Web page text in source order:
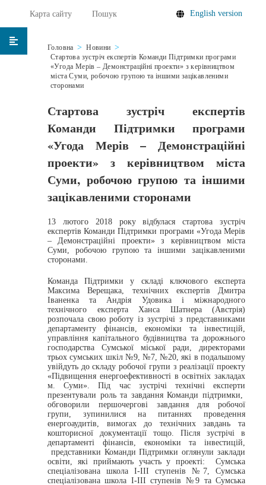
Карта сайту Пошук English version
Головна
Новини
Стартова зустріч експертів Команди Підтримки програми
«Угода Мерів – Демонстраційні проекти» з керівництвом
міста Суми, робочою групою та іншими зацікавленими
сторонами
Стартова зустріч експертів
Команди Підтримки програми
«Угода Мерів – Демонстраційні
проекти» з керівництвом міста
Суми, робочою групою та іншими
зацікавленими сторонами
13 лютого 2018 року відбулася стартова зустріч
експертів Команди Підтримки програми «Угода Мерів
– Демонстраційні проекти» з керівництвом міста
Суми, робочою групою та іншими зацікавленими
сторонами.
Команда Підтримки у складі ключового експерта
Максима Верещака, технічних експертів Дмитра
Іваненка та Андрія Удовика і міжнародного
технічного експерта Ханса Шатнера (Австрія)
розпочала свою роботу із зустрічі з представниками
департаменту фінансів, економіки та інвестицій,
управління капітального будівництва та дорожнього
господарства Сумської міської ради, директорами
трьох сумських шкіл №9, №7, №20, які в подальшому
увійдуть до складу робочої групи з реалізації проекту
«Підвищення енергоефективності в освітніх закладах
м. Суми». Під час зустрічі технічні експерти
презентували роль та завдання Команди підтримки,
обговорили першочергові завдання для робочої
групи, зупинилися на питаннях проведення
енергоаудитів, вимогах до технічних завдань та
кошторисної документації тощо. Після зустрічі в
департаменті фінансів, економіки та інвестицій,
представники Команди Підтримки оглянули заклади
освіти, які приймають участь у проекті: Сумська
спеціалізована школа І-ІІІ ступенів №7, Сумська
спеціалізована школа І-ІІІ ступенів №9 та Сумська